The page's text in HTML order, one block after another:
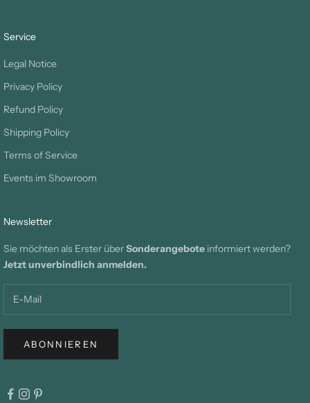
Service
Legal Notice
Privacy Policy
Refund Policy
Shipping Policy
Terms of Service
Events im Showroom
Newsletter
Sie möchten als Erster überSonderangebote informiert werden?
Jetzt unverbindlich anmelden.
ABONNIEREN